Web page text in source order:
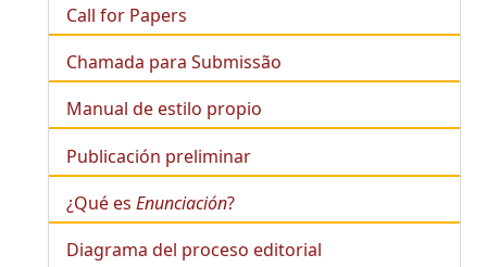
Call for Papers
Chamada para Submissão
Manual de estilo propio
Publicación preliminar
¿Qué es Enunciación?
Diagrama del proceso editorial